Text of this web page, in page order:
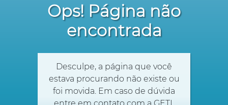
Ops! Página não
encontrada
Desculpe, a página que você
estava procurando não existe ou
foi movida. Em caso de dúvida